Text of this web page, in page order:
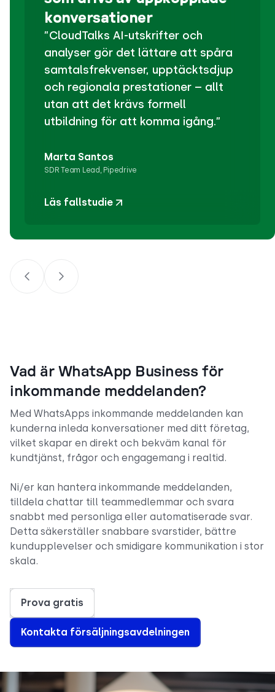
konversationer
”CloudTalks AI-utskrifter och
analyser gör det lättare att spåra
samtalsfrekvenser, upptäcktsdjup
och regionala prestationer – allt
utan att det krävs formell
utbildning för att komma igång.”
Marta Santos
SDR Team Lead, Pipedrive
Läs fallstudie
Vad är WhatsApp Business för
inkommande meddelanden?
Med WhatsApps inkommande meddelanden kan
kunderna inleda konversationer med ditt företag,
vilket skapar en direkt och bekväm kanal för
kundtjänst, frågor och engagemang i realtid.
Ni/er kan hantera inkommande meddelanden,
tilldela chattar till teammedlemmar och svara
snabbt med personliga eller automatiserade svar.
Detta säkerställer snabbare svarstider, bättre
kundupplevelser och smidigare kommunikation i stor
skala.
Prova gratis
Kontakta försäljningsavdelningen